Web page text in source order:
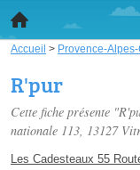
Accueil > Provence-
R'pur
Cette fiche présente
nationale 113, 13127
Les Cadesteaux 55